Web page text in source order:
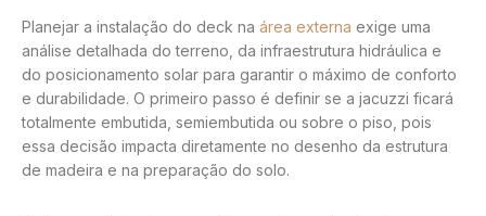
Planejar a instalação do deck na área externa exige uma
análise detalhada do terreno, da infraestrutura hidráulica e
do posicionamento solar para garantir o máximo de conforto
e durabilidade. O primeiro passo é definir se a jacuzzi ficará
totalmente embutida, semiembutida ou sobre o piso, pois
essa decisão impacta diretamente no desenho da estrutura
de madeira e na preparação do solo.